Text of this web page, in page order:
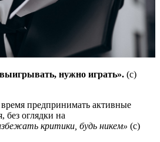
нужно играть». (с)
предпринимать активные
без оглядки на
критики, будь никем» (с)